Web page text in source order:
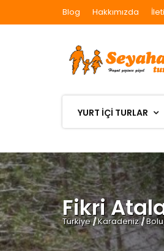
Blog Hakkımızda
YURT İÇİ TURLAR
Fikri
Türkiye/Karadeniz/